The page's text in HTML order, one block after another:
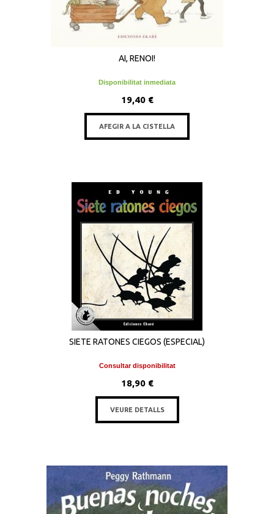
AI, RENOI!
Disponibilitat inmediata
19,40 €
AFEGIR A LA CISTELLA
SIETE RATONES CIEGOS (ESPECIAL)
Consultar disponibilitat
18,90 €
VEURE DETALLS